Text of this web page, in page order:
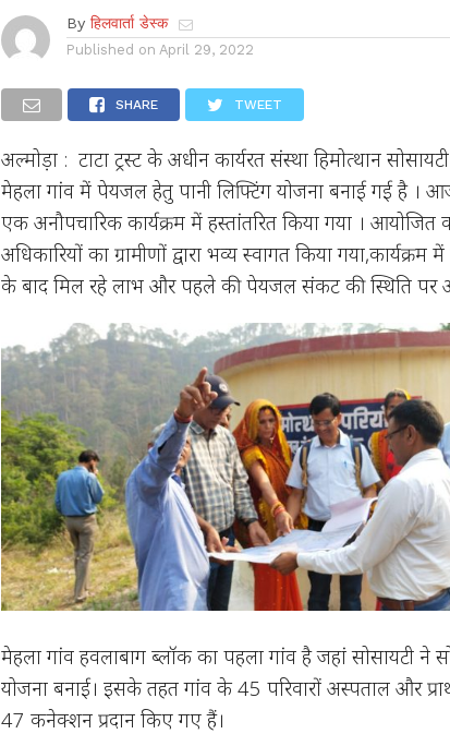
By हिलवार्ता डेस्क
Published on April 29, 2022
SHARE TWEET
अल्मोड़ा : टाटा ट्रस्ट के अधीन कार्यरत संस्था हिमोत्थान
मेहला गांव में पेयजल हेतु पानी लिफ्टिंग योजना बनाई गई है ।
एक अनौपचारिक कार्यक्रम में हस्तांतरित किया गया । आयोजित
अधिकारियों का ग्रामीणों द्वारा भव्य स्वागत किया
के बाद मिल रहे लाभ और पहले की पेयजल संकट की स्थिति पर
मेहला गांव हवलाबाग ब्लॉक का पहला गांव है जहां सोसायटी ने
योजना बनाई। इसके तहत गांव के 45 परिवारों अस्पताल और
47 कनेक्शन प्रदान किए गए हैं।